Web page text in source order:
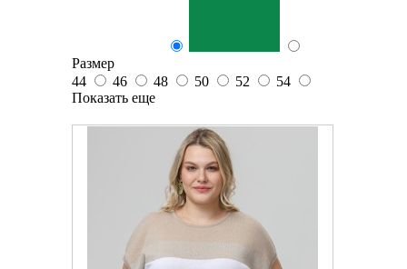
Размер
44
46 48 50 52
54
Показать еще